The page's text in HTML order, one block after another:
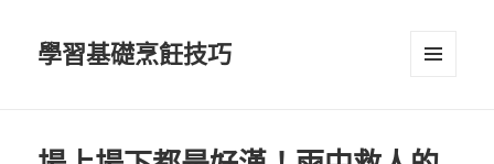
學習基礎烹飪技巧